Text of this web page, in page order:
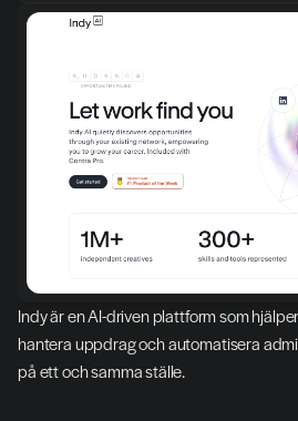
Indy är en AI-driven plattform som
hantera uppdrag och automatisera
på ett och samma ställe.